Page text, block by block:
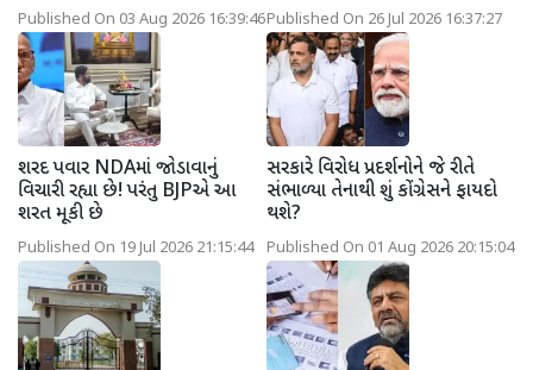
Published On 03 Aug 2026 16:39:46Published On 26 Jul 2026 16:37:27
શરદ પવાર NDAમાં જોડાવાનું
વિચારી રહ્યા છે! પરંતુ BJPએ આ
શરત મૂકી છે
Published On 19 Jul 2026 21:15:44
સરકારે વિરોધ પ્રદર્શનોને જે રીતે
સંભાળ્યા તેનાથી શું કોંગ્રેસને ફાયદો
થશે?
Published On 01 Aug 2026 20:15:04